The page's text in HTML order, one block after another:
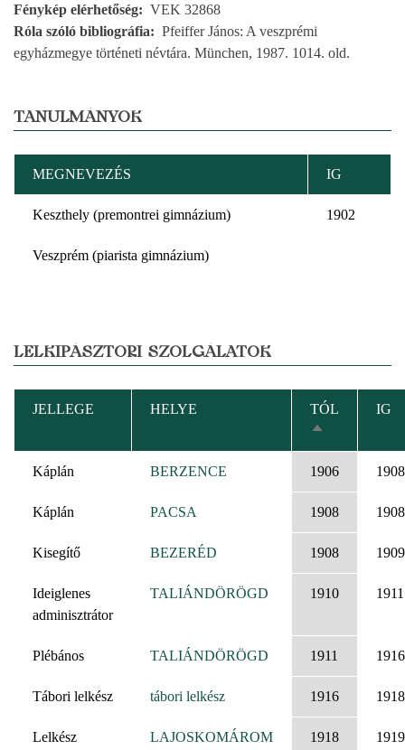
Fénykép elérhetőség
VEK 32868
Róla szóló bibliográfia
Pfeiffer János: A veszprémi
egyházmegye történeti névtára. München, 1987. 1014. old.
TANULMÁNYOK
MEGNEVEZÉS IG
Keszthely (premontrei gimnázium) 1902
Veszprém (piarista gimnázium)
LELKIPÁSZTORI SZOLGÁLATOK
JELLEGE HELYE
TÓL
CSÖKKENŐ
RENDEZÉS
IG
Káplán BERZENCE 1906 1908
Káplán PACSA 1908 1908
Kisegítő BEZERÉD 1908 1909
Ideiglenes
adminisztrátor
TALIÁNDÖRÖGD 1910 1911
Plébános TALIÁNDÖRÖGD 1911 1916
Tábori lelkész tábori lelkész 1916 1918
Lelkész LAJOSKOMÁROM 1918 1919